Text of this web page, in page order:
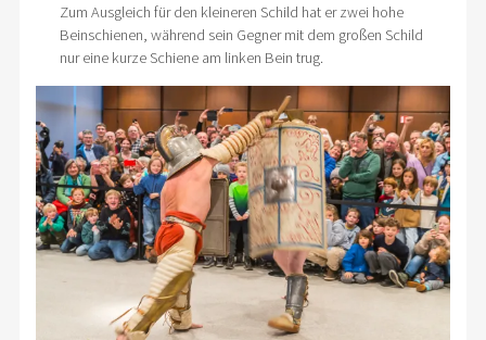
Zum Ausgleich für den kleineren Schild hat er zwei hohe
Beinschienen, während sein Gegner mit dem großen Schild
nur eine kurze Schiene am linken Bein trug.